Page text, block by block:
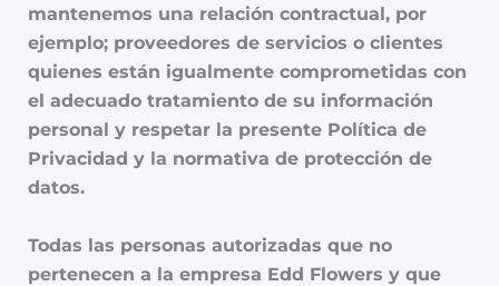
mantenemos una relación contractual, por
ejemplo; proveedores de servicios o clientes
quienes están igualmente comprometidas con
el adecuado tratamiento de su información
personal y respetar la presente Política de
Privacidad y la normativa de protección de
datos.
Todas las personas autorizadas que no
pertenecen a la empresa Edd Flowers y que